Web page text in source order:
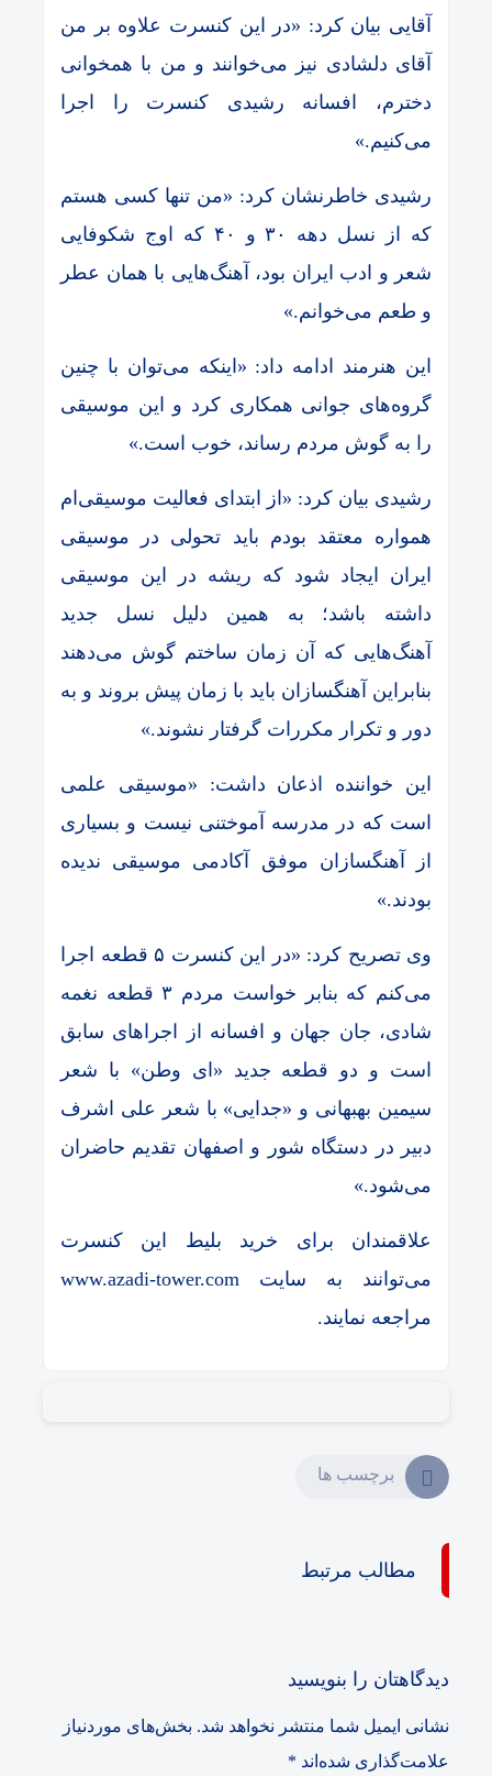
آقایی بیان کرد: «در این کنسرت علاوه بر من
آقای دلشادی نیز می‌خوانند و من با همخوانی
دخترم، افسانه رشیدی کنسرت را اجرا
می‌کنیم.»
رشیدی خاطرنشان کرد: «من تنها کسی هستم
که از نسل دهه ۳۰ و ۴۰ که اوج شکوفایی
شعر و ادب ایران بود، آهنگ‌هایی با‌‌ همان عطر
و طعم می‌خوانم.»
این هنرمند ادامه داد: «اینکه می‌توان با چنین
گروه‌های جوانی همکاری کرد و این موسیقی
را به گوش مردم رساند، خوب است.»
رشیدی بیان کرد: «از ابتدای فعالیت موسیقی‌ام
همواره معتقد بودم باید تحولی در موسیقی
ایران ایجاد شود که ریشه در این موسیقی
داشته باشد؛ به همین دلیل نسل جدید
آهنگ‌هایی که آن زمان ساختم گوش می‌دهند
بنابراین آهنگسازان باید با زمان پیش بروند و به
دور و تکرار مکررات گرفتار نشوند.»
این خواننده اذعان داشت: «موسیقی علمی
است که در مدرسه آموختنی نیست و بسیاری
از آهنگسازان موفق آکادمی موسیقی ندیده
بودند.»
وی تصریح کرد: «در این کنسرت ۵ قطعه اجرا
می‌کنم که بنابر خواست مردم ۳ قطعه نغمه
شادی، جان جهان و افسانه از اجراهای سابق
است و دو قطعه جدید «ای وطن» با شعر
سیمین بهبهانی و «جدایی» با شعر علی اشرف
دبیر در دستگاه شور و اصفهان تقدیم حاضران
می‌شود.»
علاقمندان برای خرید بلیط این کنسرت
می‌توانند به سایت www.azadi-tower.com
مراجعه نمایند.
برچسب ها
مطالب مرتبط
دیدگاهتان را بنویسید
نشانی ایمیل شما منتشر نخواهد شد. بخش‌های موردنیاز
علامت‌گذاری شده‌اند *